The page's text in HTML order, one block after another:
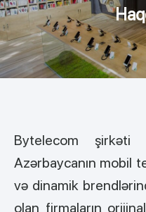
Bytelecom şirkəti
Azərbaycanın mobil
və dinamik
olan firmaların